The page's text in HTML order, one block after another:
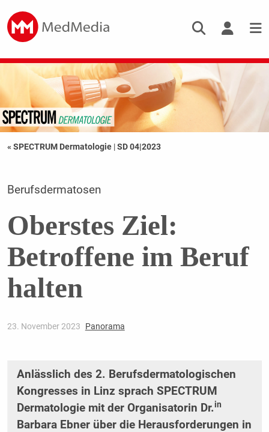
« SPECTRUM Dermatologie |SD 04|2023
Berufsdermatosen
Oberstes Ziel:
Betroffene im Beruf
halten
23. November 2023 Panorama
Anlässlich des 2. Berufsdermatologischen
Kongresses in Linz sprach SPECTRUM
Dermatologie mit der Organisatorin Dr.in
Barbara Ebner über die Herausforderungen in